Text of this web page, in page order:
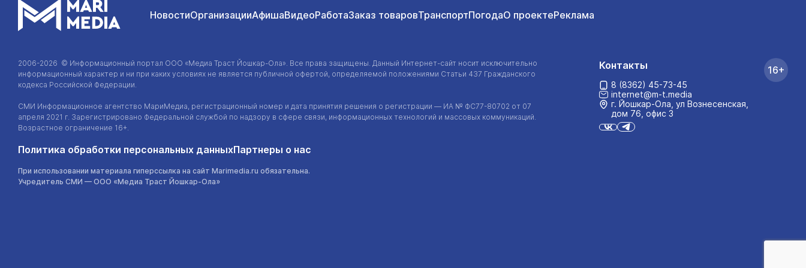
НовостиОрганизацииАфишаВидеоРаботаЗаказ товаровТранспортПогодаО проектеРеклама
2006-2026 © Информационный портал ООО «Медиа Траст Йошкар-Ола». Все права защищены. Данный Интернет-сайт носит исключительно
информационный характер и ни при каких условиях не является публичной офертой, определяемой положениями Статьи 437 Гражданского
кодекса Российской Федерации.
СМИ Информационное агентство МариМедиа, регистрационный номер и дата принятия решения о регистрации — ИА № ФС77-80702 от 07
апреля 2021 г. Зарегистрировано Федеральной службой по надзору в сфере связи, информационных технологий и массовых коммуникаций.
Возрастное ограничение 16+.
Политика обработки персональных данныхПартнеры о нас
При использовании материала гиперссылка на сайт Marimedia.ru обязательна.
Учредитель СМИ — ООО «Медиа Траст Йошкар-Ола»
Контакты
8 (8362) 45-73-45
internet@m-t.media
г. Йошкар‑Ола, ул Вознесенская,
дом 76, офис 3
16+